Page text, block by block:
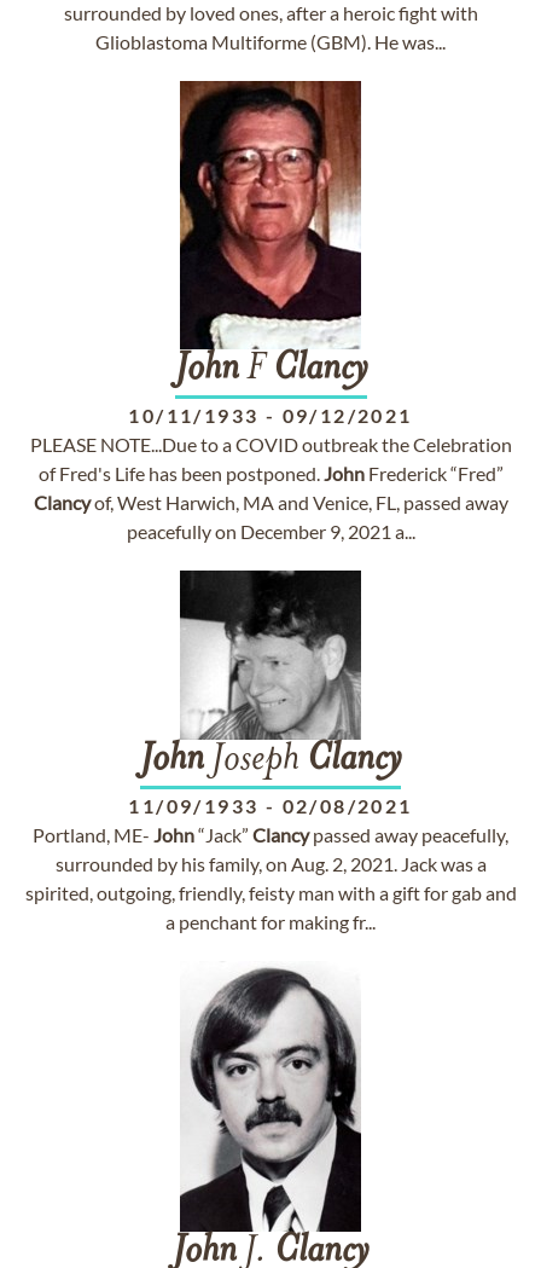
surrounded by loved ones, after a heroic fight with
Glioblastoma Multiforme (GBM). He was...
JohnF Clancy
10/11/1933 - 09/12/2021
PLEASE NOTE...Due to a COVID outbreak the Celebration
of Fred's Life has been postponed.JohnFrederick “Fred”
Clancyof, West Harwich, MA and Venice, FL, passed away
peacefully on December 9, 2021 a...
John Joseph Clancy
11/09/1933 - 02/08/2021
Portland, ME- John“Jack” Clancypassed away peacefully,
surrounded by his family, on Aug. 2, 2021. Jack was a
spirited, outgoing, friendly, feisty man with a gift for gab and
a penchant for making fr...
John J. Clancy